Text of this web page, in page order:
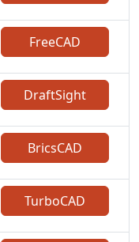
FreeCAD
DraftSight
BricsCAD
TurboCAD